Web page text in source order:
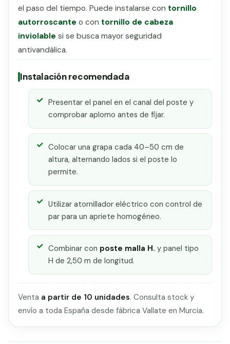
el paso del tiempo. Puede instalarse con tornillo
autorroscante o con tornillo de cabeza
inviolable si se busca mayor seguridad
antivandálica.
Instalación recomendada
Presentar el panel en el canal del poste y
comprobar aplomo antes de fijar.
Colocar una grapa cada 40–50 cm de
altura, alternando lados si el poste lo
permite.
Utilizar atornillador eléctrico con control de
par para un apriete homogéneo.
Combinar con poste malla H. y panel tipo
H de 2,50 m de longitud.
Venta a partir de 10 unidades. Consulta stock y
envío a toda España desde fábrica Vallate en Murcia.